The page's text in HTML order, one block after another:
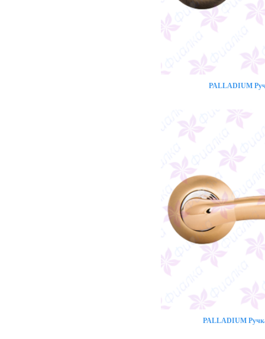
PALLADIUM
PALLADIUM